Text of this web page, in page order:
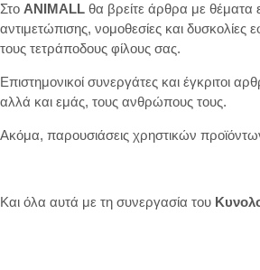
Στο ANIMALL θα βρείτε άρθρα με θέματα
αντιμετώπισης, νομοθεσίες και
τους τετράποδους φίλους σας.
Επιστημονικοί συνεργάτες και έγκριτοι
αλλά και εμάς, τους ανθρώπους τους.
Ακόμα, παρουσιάσεις χρηστικών
Και όλα αυτά με τη συνεργασία του